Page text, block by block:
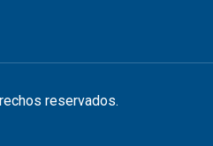
reservados.